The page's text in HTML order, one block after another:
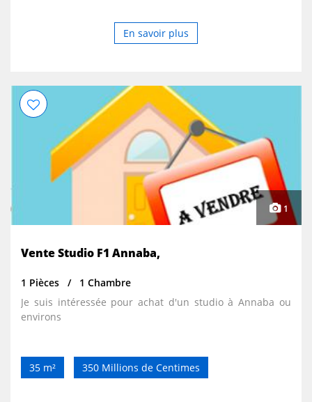
En savoir plus
1
Vente Studio F1 Annaba,
1 Pièces
1 Chambre
Je suis intéressée pour achat d'un studio à Annaba ou
environs
35 m² 350 Millions de Centimes